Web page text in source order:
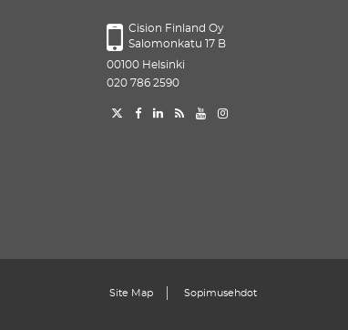
Cision Finland Oy
Salomonkatu 17 B
00100 Helsinki
020 786 2590
Site Map Sopimusehdot